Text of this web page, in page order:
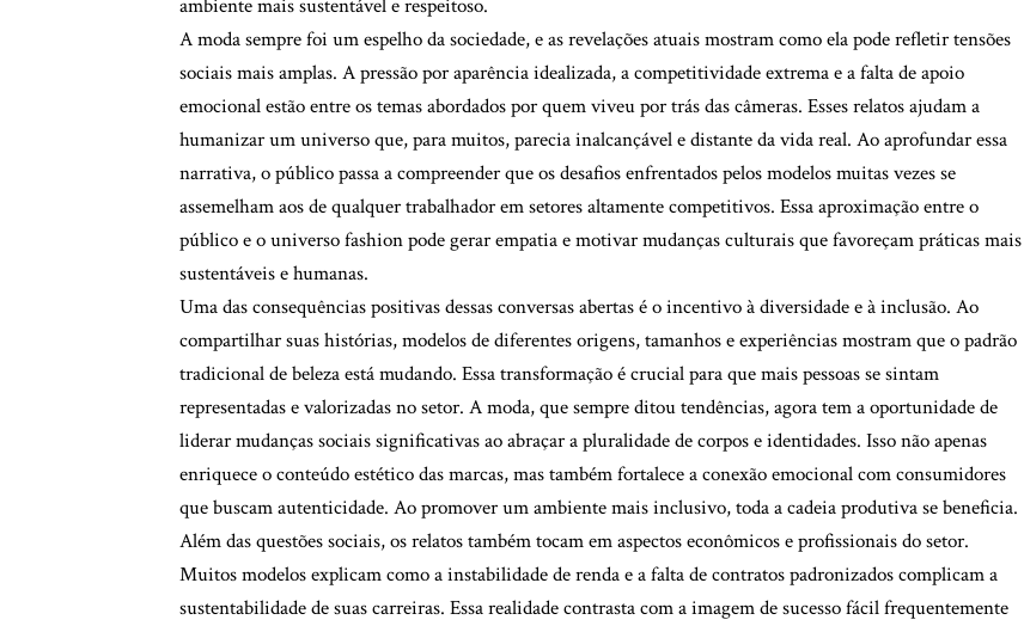
ambiente mais sustentável e respeitoso.
A moda sempre foi um espelho da sociedade, e as revelações atuais mostram como ela pode refletir tensões
sociais mais amplas. A pressão por aparência idealizada, a competitividade extrema e a falta de apoio
emocional estão entre os temas abordados por quem viveu por trás das câmeras. Esses relatos ajudam a
humanizar um universo que, para muitos, parecia inalcançável e distante da vida real. Ao aprofundar essa
narrativa, o público passa a compreender que os desafios enfrentados pelos modelos muitas vezes se
assemelham aos de qualquer trabalhador em setores altamente competitivos. Essa aproximação entre o
público e o universo fashion pode gerar empatia e motivar mudanças culturais que favoreçam práticas mais
sustentáveis e humanas.
Uma das consequências positivas dessas conversas abertas é o incentivo à diversidade e à inclusão. Ao
compartilhar suas histórias, modelos de diferentes origens, tamanhos e experiências mostram que o padrão
tradicional de beleza está mudando. Essa transformação é crucial para que mais pessoas se sintam
representadas e valorizadas no setor. A moda, que sempre ditou tendências, agora tem a oportunidade de
liderar mudanças sociais significativas ao abraçar a pluralidade de corpos e identidades. Isso não apenas
enriquece o conteúdo estético das marcas, mas também fortalece a conexão emocional com consumidores
que buscam autenticidade. Ao promover um ambiente mais inclusivo, toda a cadeia produtiva se beneficia.
Além das questões sociais, os relatos também tocam em aspectos econômicos e profissionais do setor.
Muitos modelos explicam como a instabilidade de renda e a falta de contratos padronizados complicam a
sustentabilidade de suas carreiras. Essa realidade contrasta com a imagem de sucesso fácil frequentemente